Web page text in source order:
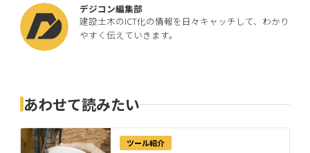
デジコン編集部
建設土木のICT化の情報を日々キャッチして、わかり
やすく伝えていきます。
あわせて読みたい
ツール紹介